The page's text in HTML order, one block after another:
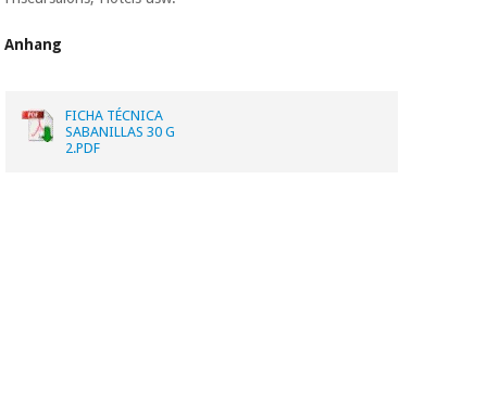
Anhang
FICHA TÉCNICA
SABANILLAS 30 G
2.PDF